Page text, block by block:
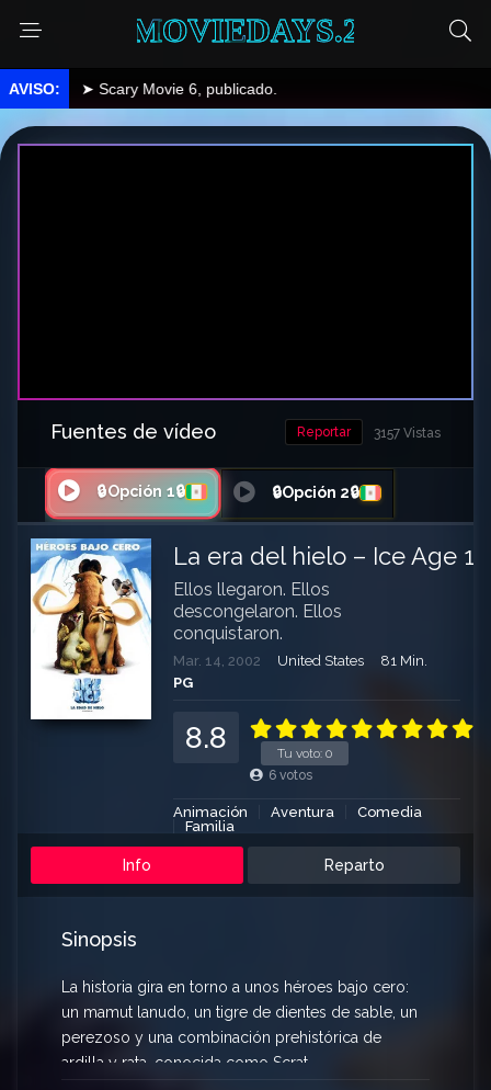
MOVIEDAYS.2
➤ Scary Movie 6, publicado.
Fuentes de vídeo 3157 Vistas
Reportar
🔒Opción 1🔒 🔒Opción 2🔒
La era del hielo – Ice Age 1
Ellos llegaron. Ellos
descongelaron. Ellos
conquistaron.
Mar. 14, 2002 United States
81 Min.
PG
Tu voto: 0
8.8
6 votos
Animación Aventura
Comedia
Familia
Info Reparto
Sinopsis
La historia gira en torno a unos héroes bajo cero:
un mamut lanudo, un tigre de dientes de sable, un
perezoso y una combinación prehistórica de
ardilla y rata, conocida como Scrat.